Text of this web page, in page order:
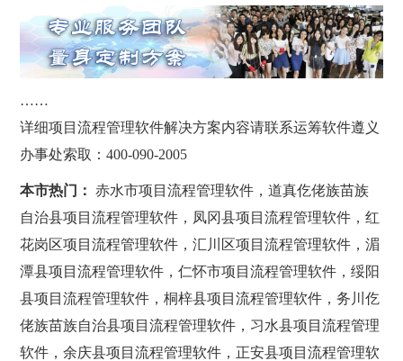
……
详细项目流程管理软件解决方案内容请联系运筹软件遵义
办事处索取：400-090-2005
本市热门： 赤水市项目流程管理软件，道真仡佬族苗族
自治县项目流程管理软件，凤冈县项目流程管理软件，红
花岗区项目流程管理软件，汇川区项目流程管理软件，湄
潭县项目流程管理软件，仁怀市项目流程管理软件，绥阳
县项目流程管理软件，桐梓县项目流程管理软件，务川仡
佬族苗族自治县项目流程管理软件，习水县项目流程管理
软件，余庆县项目流程管理软件，正安县项目流程管理软